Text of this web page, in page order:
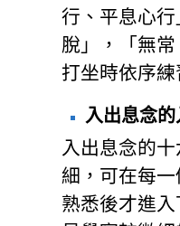
行、平息心
脫」，「無
打坐時依序練
入出息念
入出息念的
細，可在每
熟悉後才進